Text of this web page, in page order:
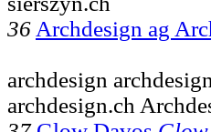
36 Archdesign ag
archdesign
archdesign.ch